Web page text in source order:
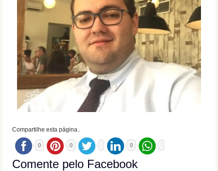
Compartilhe esta página..
0 0 0
Comente pelo Facebook